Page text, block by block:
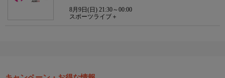
8月9日(日) 21:30～00:00
スポーツライブ＋